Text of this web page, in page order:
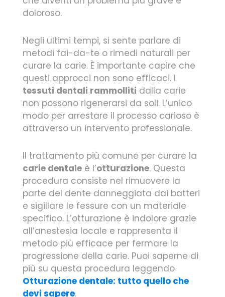
doloroso.
Negli ultimi tempi, si sente parlare di
metodi fai-da-te o rimedi naturali per
curare la carie. È importante capire che
questi approcci non sono efficaci. I
tessuti dentali rammolliti dalla carie
non possono rigenerarsi da soli. L’unico
modo per arrestare il processo carioso è
attraverso un intervento professionale.
Il trattamento più comune per curare la
carie dentale è l’otturazione. Questa
procedura consiste nel rimuovere la
parte del dente danneggiata dai batteri
e sigillare le fessure con un materiale
specifico. L’otturazione è indolore grazie
all’anestesia locale e rappresenta il
metodo più efficace per fermare la
progressione della carie. Puoi saperne di
più su questa procedura leggendo
Otturazione dentale: tutto quello che
devi sapere.